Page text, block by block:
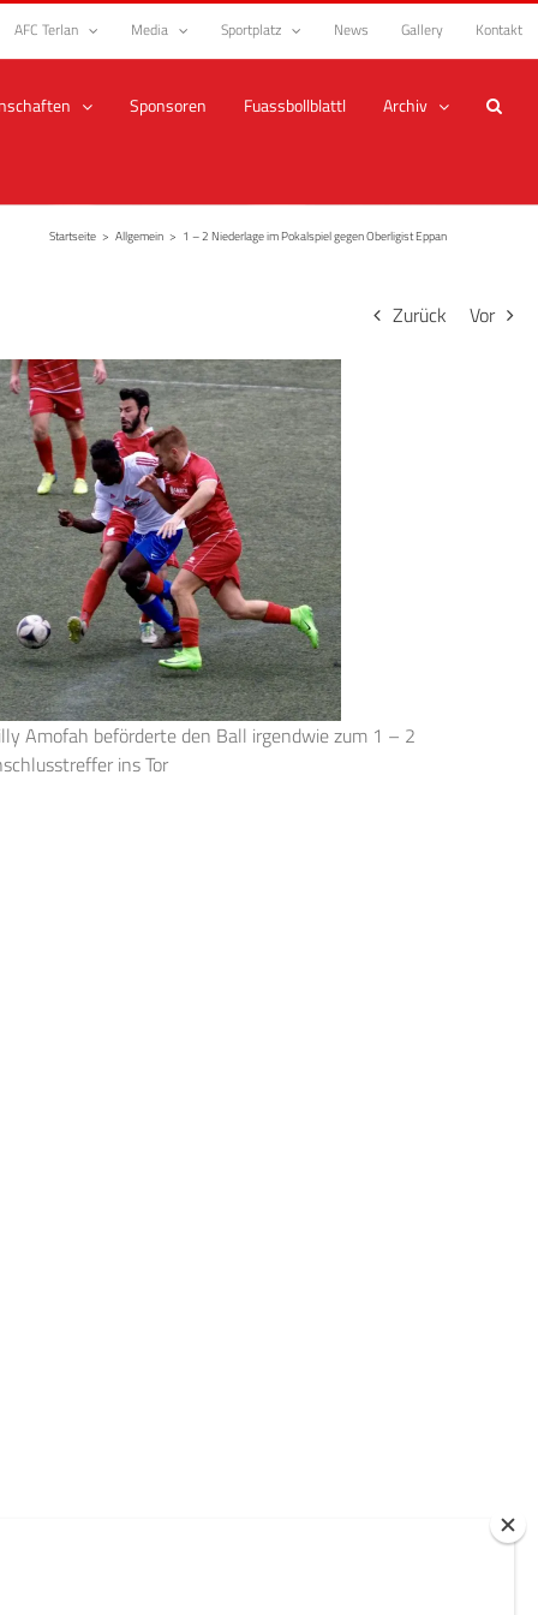
AFC Terlan Media Sportplatz News Gallery Kontakt
Sponsoren Fuassbollblattl Archiv
Startseite > Allgemein > 1 – 2 Niederlage im Pokalspiel gegen Oberligist Eppan
Zurück Vor
Amofah beförderte den Ball irgendwie zum 1 – 2
ins Tor